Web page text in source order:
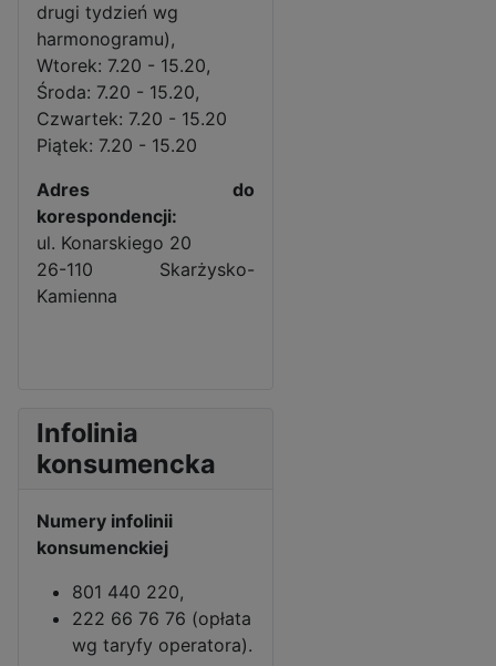
drugi tydzień wg
harmonogramu),
Wtorek: 7.20 - 15.20,
Środa: 7.20 - 15.20,
Czwartek: 7.20 - 15.20
Piątek: 7.20 - 15.20
Adres do
korespondencji:
ul. Konarskiego 20
26-110 Skarżysko-
Kamienna
Infolinia
konsumencka
Numery infolinii
konsumenckiej
801 440 220,
222 66 76 76 (opłata
wg taryfy operatora).